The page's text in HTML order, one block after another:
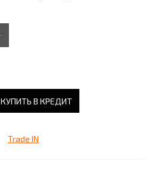
КУПИТЬ В КРЕДИТ
Trade IN